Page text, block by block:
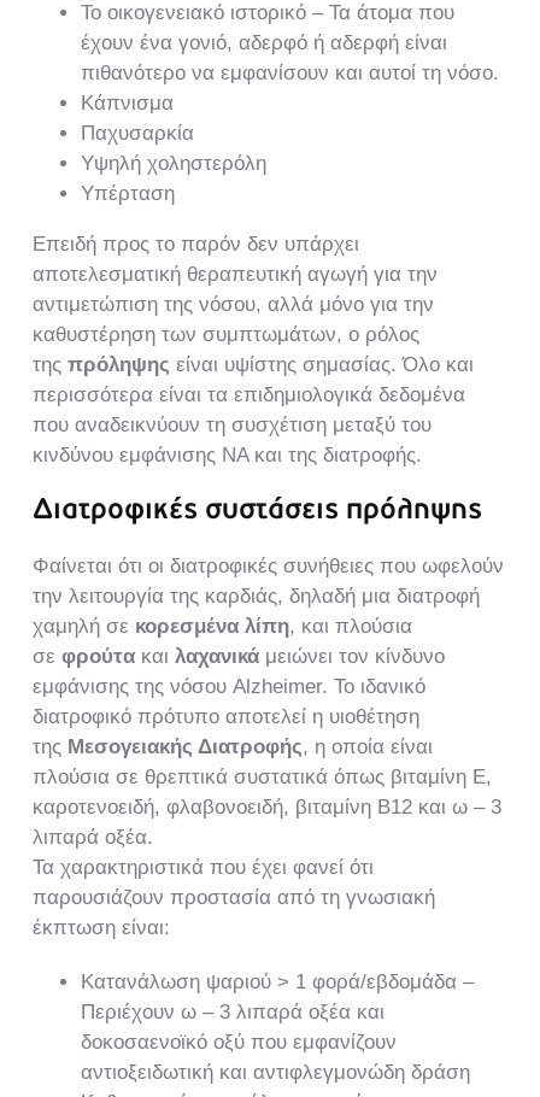
Το οικογενειακό ιστορικό – Τα άτομα που
έχουν ένα γονιό, αδερφό ή αδερφή είναι
πιθανότερο να εμφανίσουν και αυτοί τη νόσο.
Κάπνισμα
Παχυσαρκία
Υψηλή χοληστερόλη
Υπέρταση
Επειδή προς το παρόν δεν υπάρχει
αποτελεσματική θεραπευτική αγωγή για την
αντιμετώπιση της νόσου, αλλά μόνο για την
καθυστέρηση των συμπτωμάτων, ο ρόλος
τηςπρόληψης είναι υψίστης σημασίας. Όλο και
περισσότερα είναι τα επιδημιολογικά δεδομένα
που αναδεικνύουν τη συσχέτιση μεταξύ του
κινδύνου εμφάνισης ΝΑ και της διατροφής.
Διατροφικές συστάσεις πρόληψης
Φαίνεται ότι οι διατροφικές συνήθειες που ωφελούν
την λειτουργία της καρδιάς, δηλαδή μια διατροφή
χαμηλή σε κορεσμένα λίπη, και πλούσια
σεφρούτα καιλαχανικά μειώνει τον κίνδυνο
εμφάνισης της νόσου Alzheimer. Το ιδανικό
διατροφικό πρότυπο αποτελεί η υιοθέτηση
της Μεσογειακής Διατροφής, η οποία είναι
πλούσια σε θρεπτικά συστατικά όπως βιταμίνη Ε,
καροτενοειδή, φλαβονοειδή, βιταμίνη Β12 και ω – 3
λιπαρά οξέα.
Τα χαρακτηριστικά που έχει φανεί ότι
παρουσιάζουν προστασία από τη γνωσιακή
έκπτωση είναι:
Κατανάλωση ψαριού > 1 φορά/εβδομάδα –
Περιέχουν ω – 3 λιπαρά οξέα και
δοκοσαενοϊκό οξύ που εμφανίζουν
αντιοξειδωτική και αντιφλεγμονώδη δράση